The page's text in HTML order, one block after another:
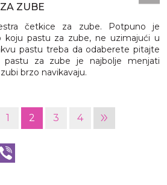
ZUBE
četkice za zube. Potpuno je
koju pastu za zube, ne uzimajući u
pastu treba da odaberete pitajte
pastu za zube je najbolje menjati
brzo navikavaju.
1 2 3 4 »